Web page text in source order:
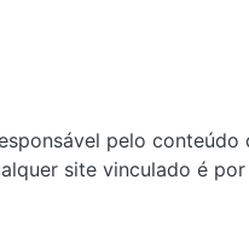
pelo conteúdo
site vinculado é